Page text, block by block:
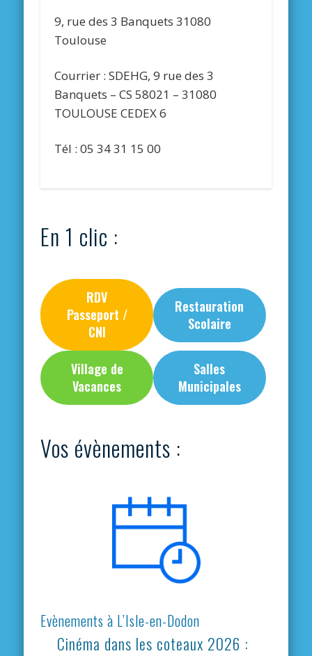
9, rue des 3 Banquets 31080
Toulouse
Courrier : SDEHG, 9 rue des 3
Banquets – CS 58021 – 31080
TOULOUSE CEDEX 6
Tél : 05 34 31 15 00
En 1 clic :
RDV
Passeport /
CNI
Restauration
Scolaire
Village de
Vacances
Salles
Municipales
Vos évènements :
Evènements à L’Isle-en-Dodon
Cinéma dans les coteaux 2026 :